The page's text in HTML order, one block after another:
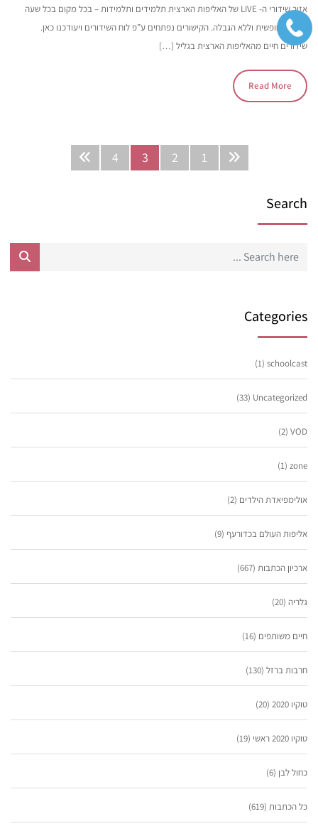
אזור שידורי ה- LIVE של האליפות הארצית תלמידים ותלמידות – בכל מקום בכל שעה
בצפייה חופשית וללא הגבלה. הקישורים נפתחים ע”פ לוח השידורים ויעודכנו כאן.
שידורים חיים מהאליפות הארצית בגליל […]
Read More
1
2
3
4
Search
Categories
schoolcast
(1)
Uncategorized
(33)
VOD
(2)
zone
(1)
אולימפיאדת הילדים (2)
אליפות העולם בכדורעף (9)
ארכיון הכתבות (667)
גלריה (20)
חיים משותפים (16)
חרבות ברזל (130)
טוקיו 2020 (20)
טוקיו 2020 ראשי (19)
כחול לבן (6)
כל הכתבות (619)